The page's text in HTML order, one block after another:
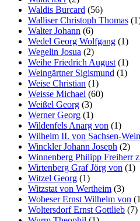
Waldis Burcard (56)
Walliser Christoph Thomas
Walter Johann (6)
Wedel Georg Wolfgang (1)
Wegelin Josua (2)
Weihe Friedrich August (1)
Weingärtner Sigismund (1)
Weise Christian (1)
Weisse Michael (60)
Weißel Georg (3)
Werner Georg (1)
Wildenfels Anarg von (1)
Wilhelm II. von Sachsen-
Winckler Johann Joseph (2)
Winnenberg Philipp Freiherr
Wirtenberg Graf Jörg von (1)
Witzel Georg (1)
Witzstat von Wertheim (3)
Wobeser Ernst Wilhelm von
Woltersdorf Ernst Gottlieb (7)